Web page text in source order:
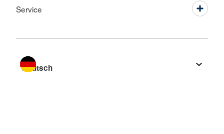
Service
Sprache wechseln zu